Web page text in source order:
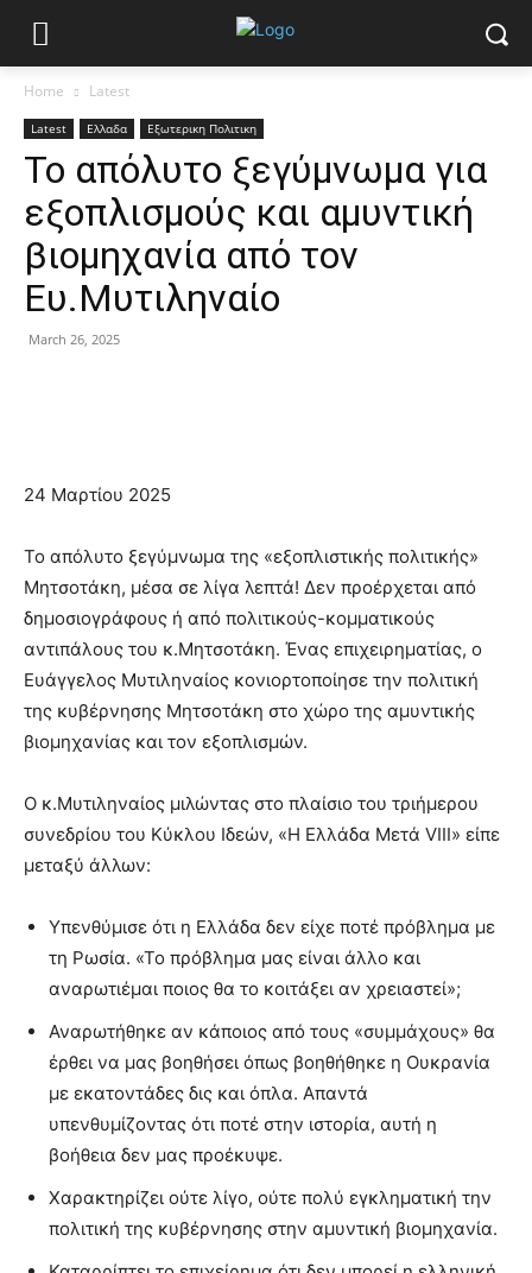
Home Latest
Latest Ελλαδα Εξωτερικη Πολιτικη
Το απόλυτο ξεγύμνωμα για
εξοπλισμούς και αμυντική
βιομηχανία από τον
Ευ.Μυτιληναίο
March 26, 2025
24 Μαρτίου 2025
Το απόλυτο ξεγύμνωμα της «εξοπλιστικής πολιτικής»
Μητσοτάκη, μέσα σε λίγα λεπτά! Δεν προέρχεται από
δημοσιογράφους ή από πολιτικούς-κομματικούς
αντιπάλους του κ.Μητσοτάκη. Ένας επιχειρηματίας, ο
Ευάγγελος Μυτιληναίος κονιορτοποίησε την πολιτική
της κυβέρνησης Μητσοτάκη στο χώρο της αμυντικής
βιομηχανίας και τον εξοπλισμών.
Ο κ.Μυτιληναίος μιλώντας στο πλαίσιο του τριήμερου
συνεδρίου του Κύκλου Ιδεών, «Η Ελλάδα Μετά VIII» είπε
μεταξύ άλλων:
Υπενθύμισε ότι η Ελλάδα δεν είχε ποτέ πρόβλημα με
τη Ρωσία. «Το πρόβλημα μας είναι άλλο και
αναρωτιέμαι ποιος θα το κοιτάξει αν χρειαστεί»;
Αναρωτήθηκε αν κάποιος από τους «συμμάχους» θα
έρθει να μας βοηθήσει όπως βοηθήθηκε η Ουκρανία
με εκατοντάδες δις και όπλα. Απαντά
υπενθυμίζοντας ότι ποτέ στην ιστορία, αυτή η
βοήθεια δεν μας προέκυψε.
Χαρακτηρίζει ούτε λίγο, ούτε πολύ εγκληματική την
πολιτική της κυβέρνησης στην αμυντική βιομηχανία.